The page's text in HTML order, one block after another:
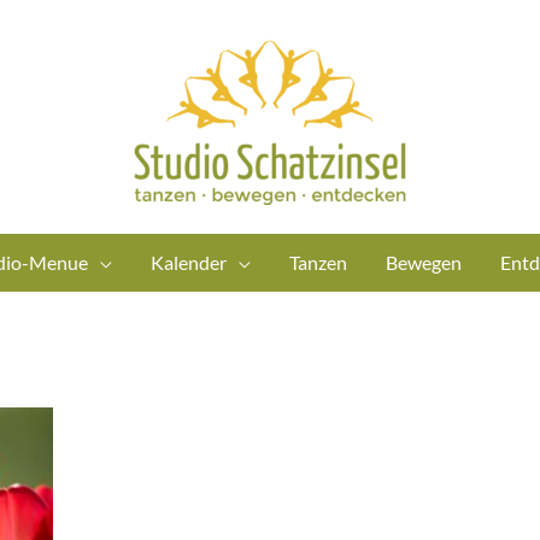
Menue Kalender Tanzen Bewegen